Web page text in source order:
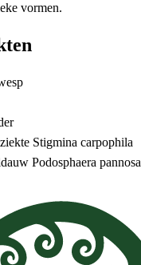
vormen.
Stigmina carpophila
Podosphaera pannosa